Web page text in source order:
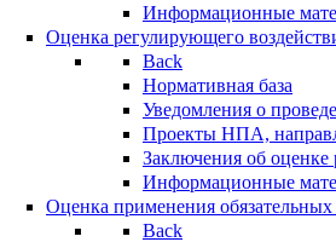
Информационные
Оценка регулирующего
Back
Нормативная база
Уведомления о
Проекты НПА,
Заключения об
Информационные
Оценка применения
Back